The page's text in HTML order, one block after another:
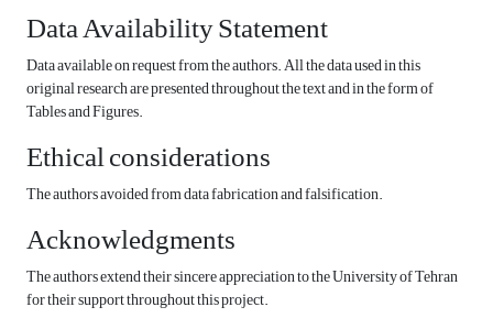
Data Availability Statement
Data available on request from the authors. All the data used in this
original research are presented throughout the text and in the form of
Tables and Figures.
Ethical considerations
The authors avoided from data fabrication and falsification.
Acknowledgments
The authors extend their sincere appreciation to the University of Tehran
for their support throughout this project.